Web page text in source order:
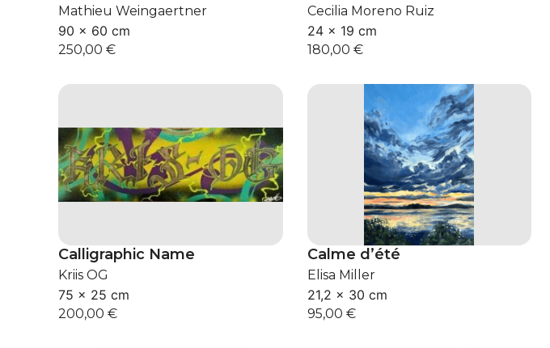
Mathieu Weingaertner
90 × 60 cm
250,00 €
Cecilia Moreno Ruiz
24 × 19 cm
180,00 €
Calligraphic Name
Kriis OG
75 × 25 cm
200,00 €
Calme d’été
Elisa Miller
21,2 × 30 cm
95,00 €